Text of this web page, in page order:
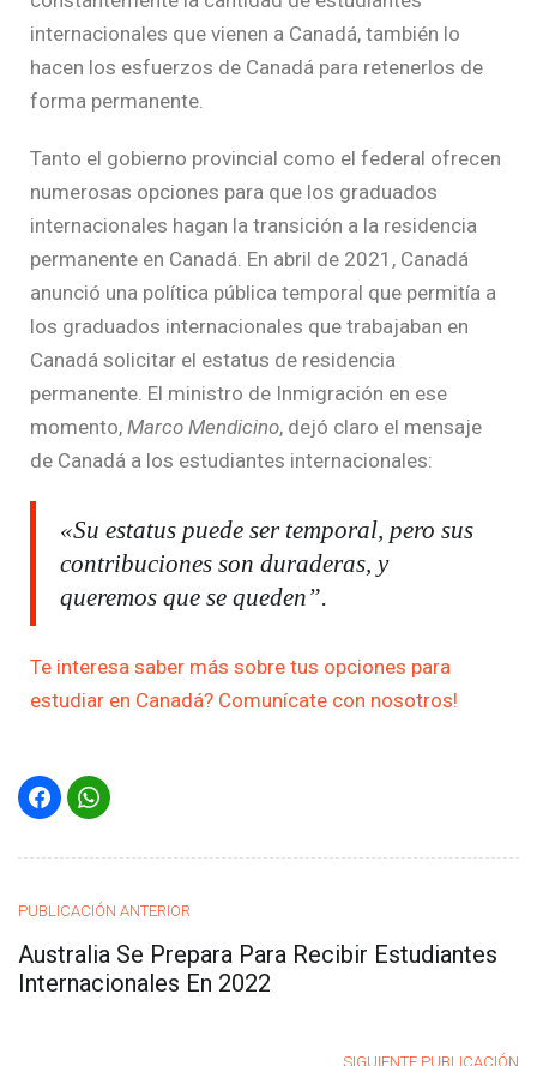
internacionales que vienen a Canadá, también lo
hacen los esfuerzos de Canadá para retenerlos de
forma permanente.
Tanto el gobierno provincial como el federal ofrecen
numerosas opciones para que los graduados
internacionales hagan la transición a la residencia
permanente en Canadá. En abril de 2021, Canadá
anunció una política pública temporal que permitía a
los graduados internacionales que trabajaban en
Canadá solicitar el estatus de residencia
permanente. El ministro de Inmigración en ese
momento, Marco Mendicino, dejó claro el mensaje
de Canadá a los estudiantes internacionales:
«Su estatus puede ser temporal, pero sus
contribuciones son duraderas, y
queremos que se queden”.
Te interesa saber más sobre tus opciones para
estudiar en Canadá? Comunícate con nosotros!
PUBLICACIÓN ANTERIOR
Australia Se Prepara Para Recibir Estudiantes
Internacionales En 2022
SIGUIENTE PUBLICACIÓN